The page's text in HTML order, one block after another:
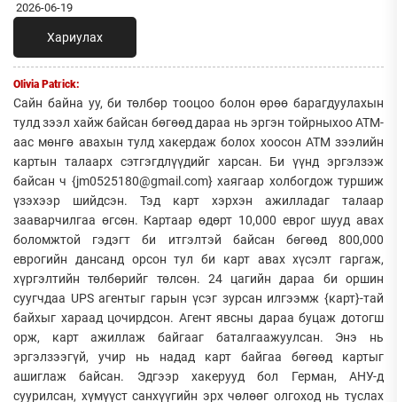
2026-06-19
Хариулах
Olivia Patrick:
Сайн байна уу, би төлбөр тооцоо болон өрөө барагдуулахын
тулд зээл хайж байсан бөгөөд дараа нь эргэн тойрныхоо АТМ-
аас мөнгө авахын тулд хакердаж болох хоосон АТМ зээлийн
картын талаарх сэтгэгдлүүдийг харсан. Би үүнд эргэлзэж
байсан ч {jm0525180@gmail.com} хаягаар холбогдож туршиж
үзэхээр шийдсэн. Тэд карт хэрхэн ажилладаг талаар
зааварчилгаа өгсөн. Картаар өдөрт 10,000 еврог шууд авах
боломжтой гэдэгт би итгэлтэй байсан бөгөөд 800,000
еврогийн дансанд орсон тул би карт авах хүсэлт гаргаж,
хүргэлтийн төлбөрийг төлсөн. 24 цагийн дараа би оршин
суугчдаа UPS агентыг гарын үсэг зурсан илгээмж {карт}-тай
байхыг хараад цочирдсон. Агент явсны дараа буцаж дотогш
орж, карт ажиллаж байгааг баталгаажуулсан. Энэ нь
эргэлзээгүй, учир нь надад карт байгаа бөгөөд картыг
ашиглаж байсан. Эдгээр хакерууд бол Герман, АНУ-д
суурилсан, хүмүүст санхүүгийн эрх чөлөөг олгоход нь туслах